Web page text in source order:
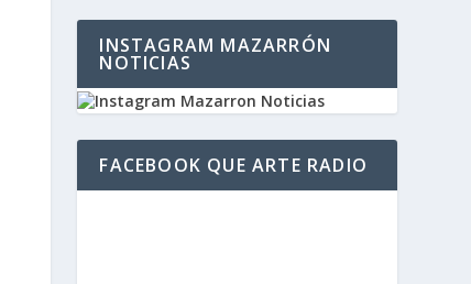
INSTAGRAM MAZARRÓN
NOTICIAS
FACEBOOK QUE ARTE RADIO